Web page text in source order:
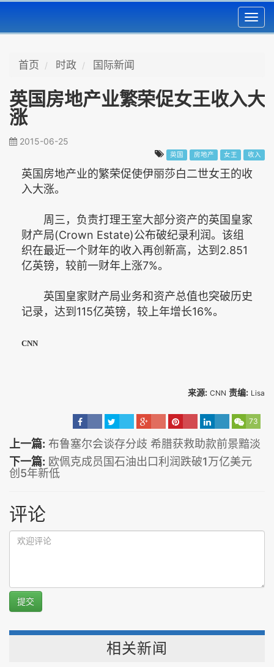
首页 时政 国际新闻
英国房地产业繁荣促女王收入大
涨
2015-06-25
英国 房地产 女王 收入
英国房地产业的繁荣促使伊丽莎白二世女王的收
入大涨。
周三，负责打理王室大部分资产的英国皇家
财产局(Crown Estate)公布破纪录利润。该组
织在最近一个财年的收入再创新高，达到2.851
亿英镑，较前一财年上涨7%。
英国皇家财产局业务和资产总值也突破历史
记录，达到115亿英镑，较上年增长16%。
CNN
来源: CNN 责编: Lisa
73
上一篇: 布鲁塞尔会谈存分歧 希腊获救助款前景黯淡
下一篇: 欧佩克成员国石油出口利润跌破1万亿美元
创5年新低
评论
提交
相关新闻